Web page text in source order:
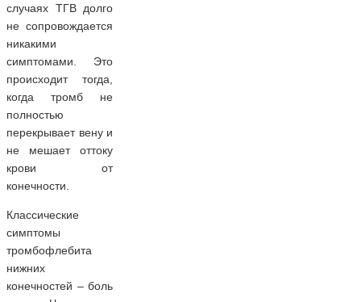
случаях ТГВ долго
не сопровождается
никакими
симптомами. Это
происходит тогда,
когда тромб не
полностью
перекрывает вену и
не мешает оттоку
крови от
конечности.
Классические
симптомы
тромбофлебита
нижних
конечностей – боль